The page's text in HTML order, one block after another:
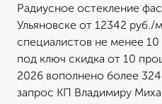
Радиусное остекление
Ульяновске от 12342 руб./
специалистов не менее 10
под ключ скидка от 10
2026 вополнено более
запрос КП Владимиру